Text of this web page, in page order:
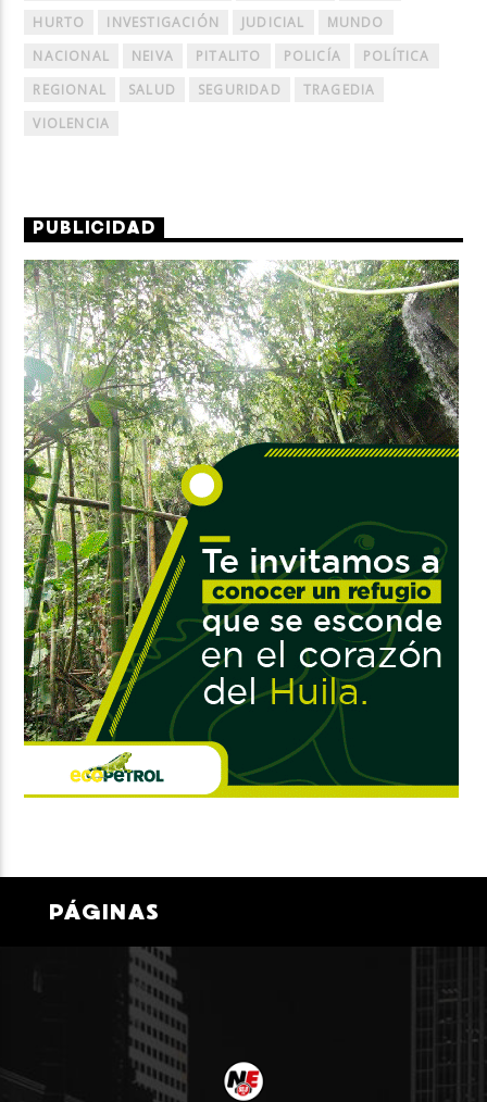
HURTO
INVESTIGACIÓN JUDICIAL
MUNDO
NACIONAL
NEIVA PITALITO POLICÍA
POLÍTICA
REGIONAL
SALUD SEGURIDAD
TRAGEDIA
VIOLENCIA
PUBLICIDAD
PÁGINAS